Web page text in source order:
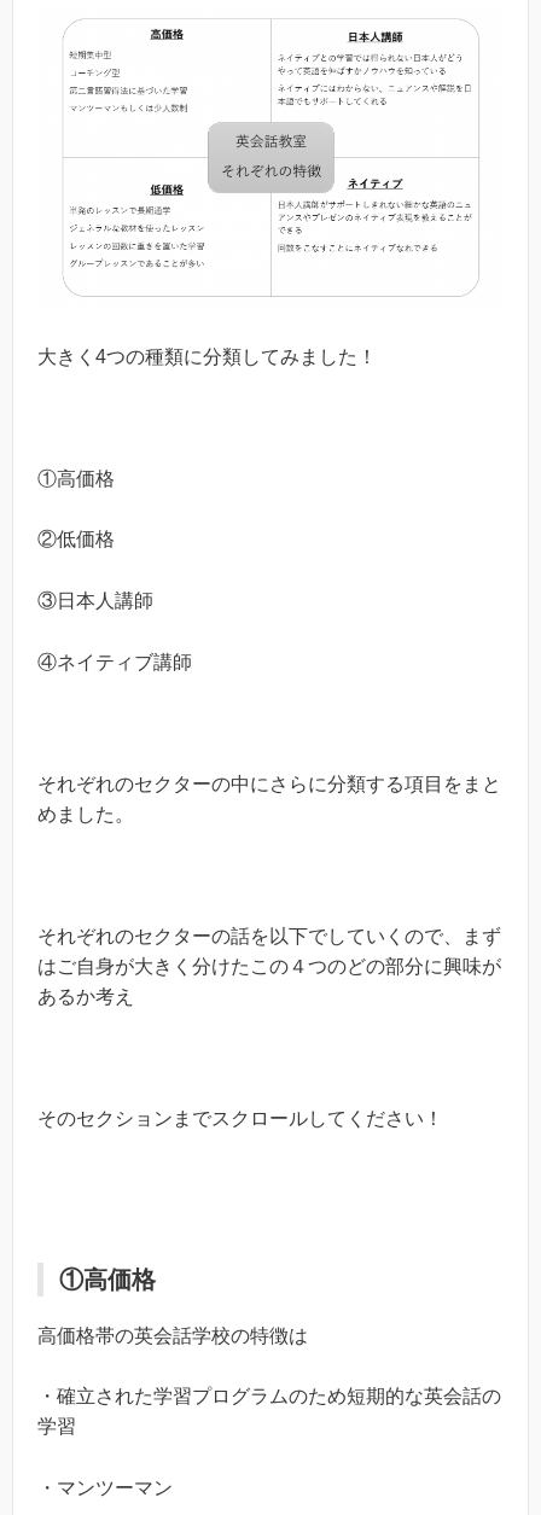
大きく4つの種類に分類してみました！
①高価格
②低価格
③日本人講師
④ネイティブ講師
それぞれのセクターの中にさらに分類する項目をまと
めました。
それぞれのセクターの話を以下でしていくので、まず
はご自身が大きく分けたこの４つのどの部分に興味が
あるか考え
そのセクションまでスクロールしてください！
①高価格
高価格帯の英会話学校の特徴は
・確立された学習プログラムのため短期的な英会話の
学習
・マンツーマン